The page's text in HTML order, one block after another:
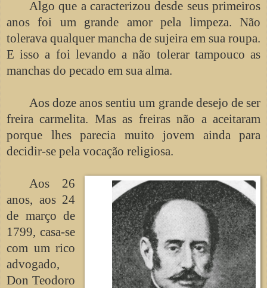
Algo que a caracterizou desde seus primeiros
anos foi um grande amor pela limpeza. Não
tolerava qualquer mancha de sujeira em sua roupa.
E isso a foi levando a não tolerar tampouco as
manchas do pecado em sua alma.
Aos doze anos sentiu um grande desejo de ser
freira carmelita. Mas as freiras não a aceitaram
porque lhes parecia muito jovem ainda para
decidir-se pela vocação religiosa.
Aos 26
anos, aos 24
de março de
1799, casa-se
com um rico
advogado,
Don Teodoro